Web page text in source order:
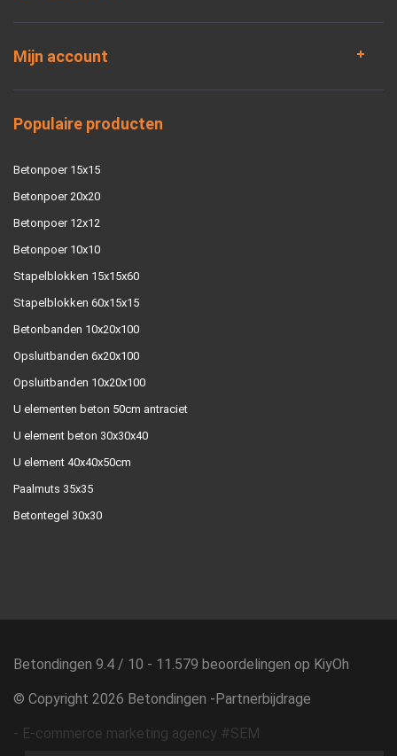
Mijn account
Populaire producten
Betonpoer 15x15
Betonpoer 20x20
Betonpoer 12x12
Betonpoer 10x10
Stapelblokken 15x15x60
Stapelblokken 60x15x15
Betonbanden 10x20x100
Opsluitbanden 6x20x100
Opsluitbanden 10x20x100
U elementen beton 50cm antraciet
U element beton 30x30x40
U element 40x40x50cm
Paalmuts 35x35
Betontegel 30x30
Betondingen 9.4 / 10 - 11.579 beoordelingen op KiyOh
© Copyright 2026 Betondingen - Partnerbijdrage
- E-commerce marketing agency #SEM